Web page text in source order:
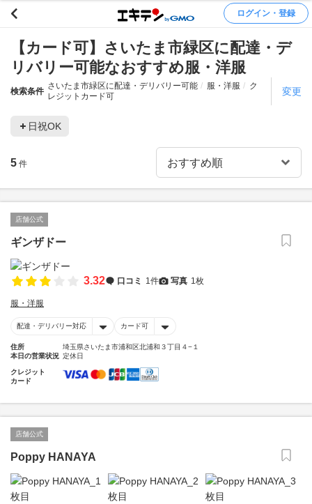
ログイン・登録
【カード可】さいたま市緑区に配達・デ
リバリー可能なおすすめ服・洋服
検索条件
さいたま市緑区に配達・デリバリー可能 服・洋服
ク
レジットカード可
変更
日祝OK
5 件
店舗公式
ギンザドー
3.32 口コミ 1件 写真 1枚
服・洋服
配達・デリバリー対応 カード可
住所
埼玉県さいたま市浦和区北浦和３丁目４−１
本日の営業状況 定休日
クレジット
カード
店舗公式
Poppy HANAYA